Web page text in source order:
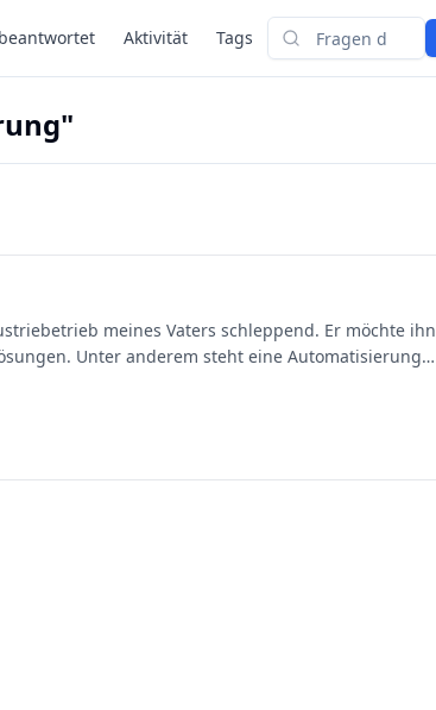
Aktivität Tags
Suchen
meines Vaters schleppend. Er möchte ihn
Unter anderem steht eine Automatisierung